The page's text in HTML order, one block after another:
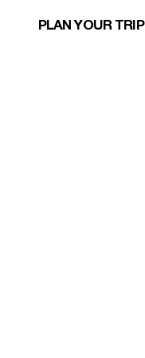
PLAN YOUR TRIP